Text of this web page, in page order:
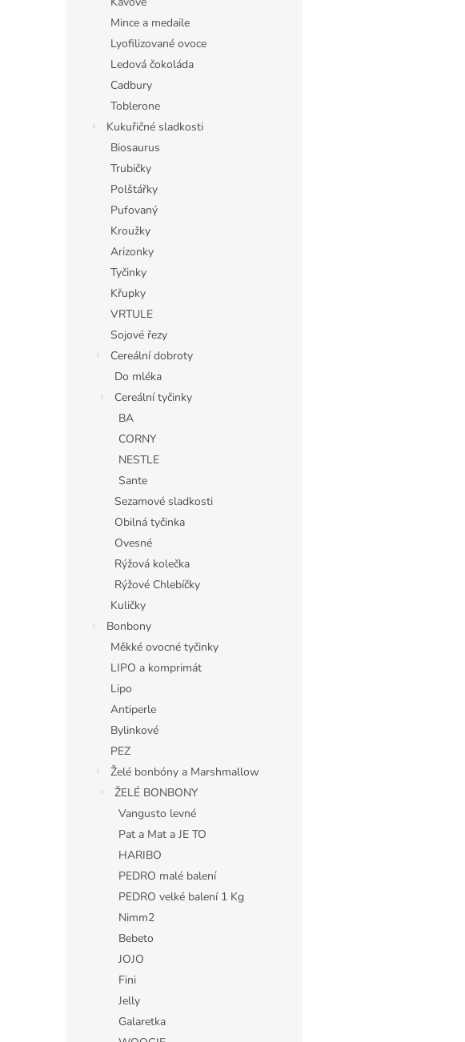
Mince a medaile
Lyofilizované ovoce
Ledová čokoláda
Cadbury
Toblerone
Kukuřičné sladkosti
Biosaurus
Trubičky
Polštářky
Pufovaný
Kroužky
Arizonky
Tyčinky
Křupky
VRTULE
Sojové řezy
Cereální dobroty
Do mléka
Cereální tyčinky
BA
CORNY
NESTLE
Sante
Sezamové sladkosti
Obilná tyčinka
Ovesné
Rýžová kolečka
Rýžové Chlebíčky
Kuličky
Bonbony
Měkké ovocné tyčinky
LIPO a komprimát
Lipo
Antiperle
Bylinkové
PEZ
Želé bonbóny a Marshmallow
ŽELÉ BONBONY
Vangusto levné
Pat a Mat a JE TO
HARIBO
PEDRO malé balení
PEDRO velké balení 1 Kg
Nimm2
Bebeto
JOJO
Fini
Jelly
Galaretka